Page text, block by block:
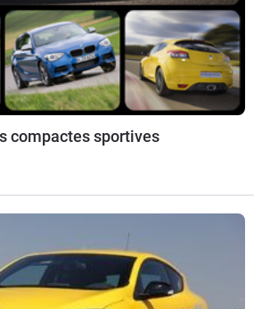
compactes sportives